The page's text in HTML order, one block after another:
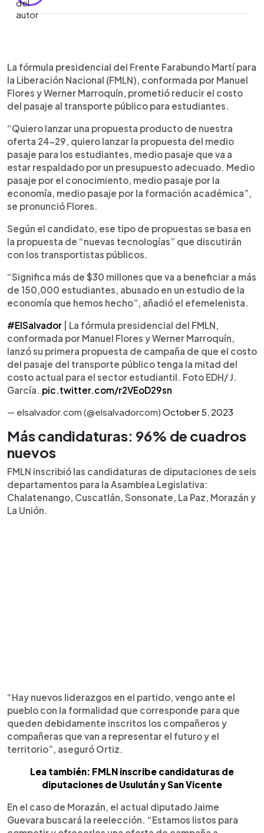
Escuchar artículo
La fórmula presidencial del Frente Farabundo Martí para
la Liberación Nacional (FMLN), conformada por Manuel
Flores y Werner Marroquín, prometió reducir el costo
del pasaje al transporte público para estudiantes.
“Quiero lanzar una propuesta producto de nuestra
oferta 24-29, quiero lanzar la propuesta del medio
pasaje para los estudiantes, medio pasaje que va a
estar respaldado por un presupuesto adecuado. Medio
pasaje por el conocimiento, medio pasaje por la
economía, medio pasaje por la formación académica”,
se pronunció Flores.
Según el candidato, ese tipo de propuestas se basa en
la propuesta de “nuevas tecnologías” que discutirán
con los transportistas públicos.
“Significa más de $30 millones que va a beneficiar a más
de 150,000 estudiantes, abusado en un estudio de la
economía que hemos hecho”, añadió el efemelenista.
#ElSalvador | La fórmula presidencial del FMLN,
conformada por Manuel Flores y Werner Marroquín,
lanzó su primera propuesta de campaña de que el costo
del pasaje del transporte público tenga la mitad del
costo actual para el sector estudiantil. Foto EDH/ J.
García. pic.twitter.com/r2VEoD29sn
— elsalvador.com (@elsalvadorcom) October 5, 2023
Más candidaturas: 96% de cuadros
nuevos
FMLN inscribió las candidaturas de diputaciones de seis
departamentos para la Asamblea Legislativa:
Chalatenango, Cuscatlán, Sonsonate, La Paz, Morazán y
La Unión.
“Hay nuevos liderazgos en el partido, vengo ante el
pueblo con la formalidad que corresponde para que
queden debidamente inscritos los compañeros y
compañeras que van a representar el futuro y el
territorio”, aseguró Ortiz.
Lea también: FMLN inscribe candidaturas de
diputaciones de Usulután y San Vicente
En el caso de Morazán, el actual diputado Jaime
Guevara buscará la reelección. “Estamos listos para